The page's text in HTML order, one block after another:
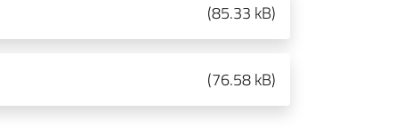
(85.33 kB)
(76.58 kB)